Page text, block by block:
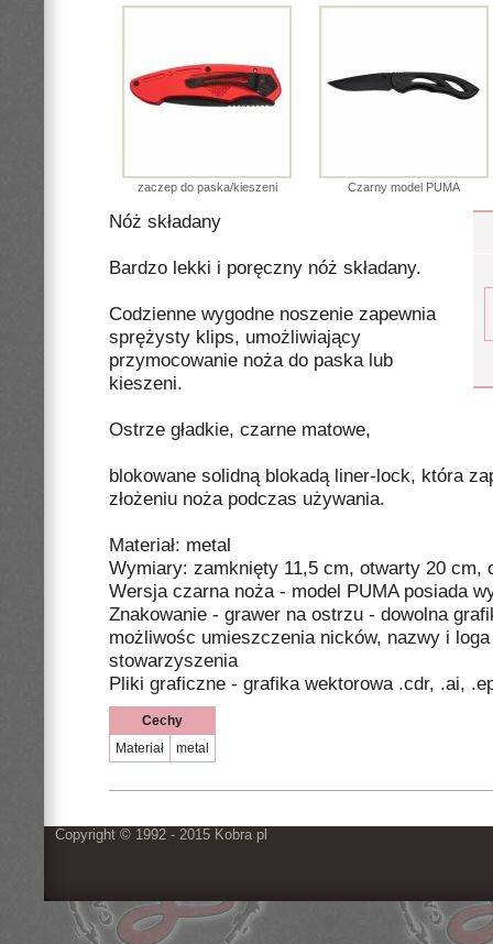
zaczep do paska/kieszeni Czarny model PUMA
Nóż składany
Bardzo lekki i poręczny nóż składany.
Codzienne wygodne noszenie zapewnia
sprężysty klips, umożliwiający
przymocowanie noża do paska lub
kieszeni.
Ostrze gładkie, czarne matowe,
blokowane solidną blokadą liner-lock, która
złożeniu noża podczas używania.
Materiał: metal
Wymiary: zamknięty 11,5 cm, otwarty 20 cm,
Wersja czarna noża - model PUMA posiada
Znakowanie - grawer na ostrzu - dowolna
możliwośc umieszczenia nicków, nazwy i
stowarzyszenia
Pliki graficzne - grafika wektorowa .cdr, .ai,
Cechy
Materiał
metal
Copyright © 1992 - 2015 Kobra pl